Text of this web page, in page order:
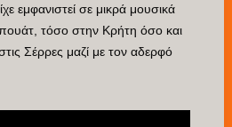
εμφανιστεί σε μικρά μουσικά
τόσο στην Κρήτη όσο και
Σέρρες μαζί με τον αδερφό